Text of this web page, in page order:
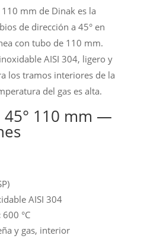
mm de Dinak es la
de dirección a 45° en
con tubo de 110 mm.
AISI 304, ligero y
los tramos interiores de la
del gas es alta.
45° 110 mm —
AISI 304
600 °C
y gas, interior